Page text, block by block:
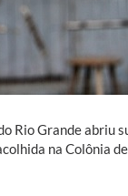
Rio Grande abriu
na Colônia